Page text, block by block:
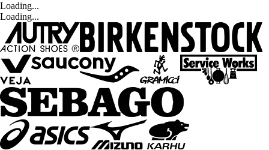
Loading...
Loading...